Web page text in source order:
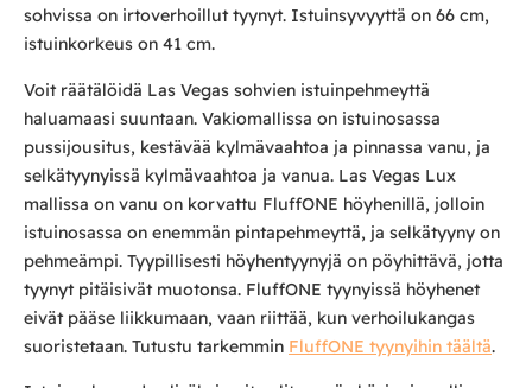
sohvissa on irtoverhoillut tyynyt. Istuinsyvyyttä on 66 cm,
istuinkorkeus on 41 cm.
Voit räätälöidä Las Vegas sohvien istuinpehmeyttä
haluamaasi suuntaan. Vakiomallissa on istuinosassa
pussijousitus, kestävää kylmävaahtoa ja pinnassa vanu, ja
selkätyynyissä kylmävaahtoa ja vanua. Las Vegas Lux
mallissa on vanu on korvattu FluffONE höyhenillä, jolloin
istuinosassa on enemmän pintapehmeyttä, ja selkätyyny on
pehmeämpi. Tyypillisesti höyhentyynyjä on pöyhittävä, jotta
tyynyt pitäisivät muotonsa. FluffONE tyynyissä höyhenet
eivät pääse liikkumaan, vaan riittää, kun verhoilukangas
suoristetaan. Tutustu tarkemmin FluffONE tyynyihin täältä.